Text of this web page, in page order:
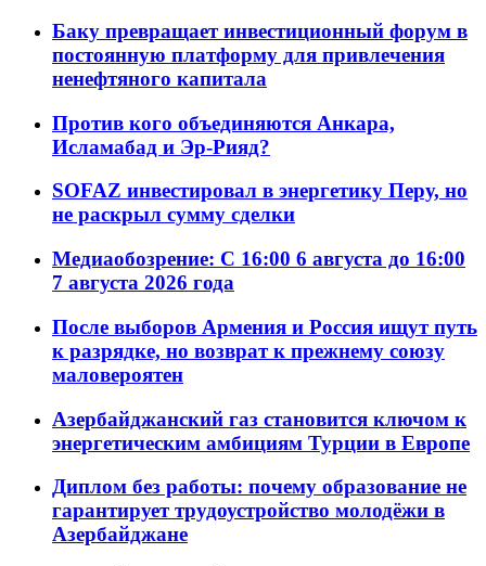
Баку превращает инвестиционный форум в
постоянную платформу для привлечения
ненефтяного капитала
Против кого объединяются Анкара,
Исламабад и Эр-Рияд?
SOFAZ инвестировал в энергетику Перу, но
не раскрыл сумму сделки
Медиаобозрение: С 16:00 6 августа до 16:00
7 августа 2026 года
После выборов Армения и Россия ищут путь
к разрядке, но возврат к прежнему союзу
маловероятен
Азербайджанский газ становится ключом к
энергетическим амбициям Турции в Европе
Диплом без работы: почему образование не
гарантирует трудоустройство молодёжи в
Азербайджане